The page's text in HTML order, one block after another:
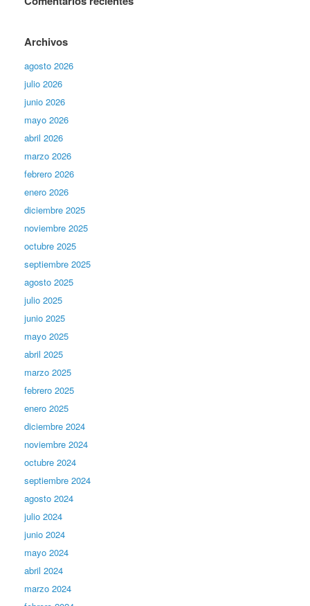
Archivos
agosto 2026
julio 2026
junio 2026
mayo 2026
abril 2026
marzo 2026
febrero 2026
enero 2026
diciembre 2025
noviembre 2025
octubre 2025
septiembre 2025
agosto 2025
julio 2025
junio 2025
mayo 2025
abril 2025
marzo 2025
febrero 2025
enero 2025
diciembre 2024
noviembre 2024
octubre 2024
septiembre 2024
agosto 2024
julio 2024
junio 2024
mayo 2024
abril 2024
marzo 2024